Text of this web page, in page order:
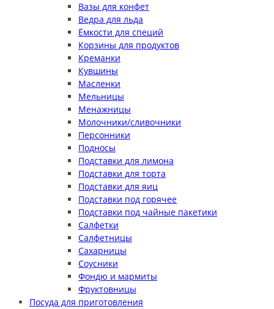
Вазы для конфет
Ведра для льда
Ёмкости для специй
Корзины для продуктов
Креманки
Кувшины
Масленки
Мельницы
Менажницы
Молочники/сливочники
Персонники
Подносы
Подставки для лимона
Подставки для торта
Подставки для яиц
Подставки под горячее
Подставки под чайные пакетики
Салфетки
Салфетницы
Сахарницы
Соусники
Фондю и мармиты
Фруктовницы
Посуда для приготовления